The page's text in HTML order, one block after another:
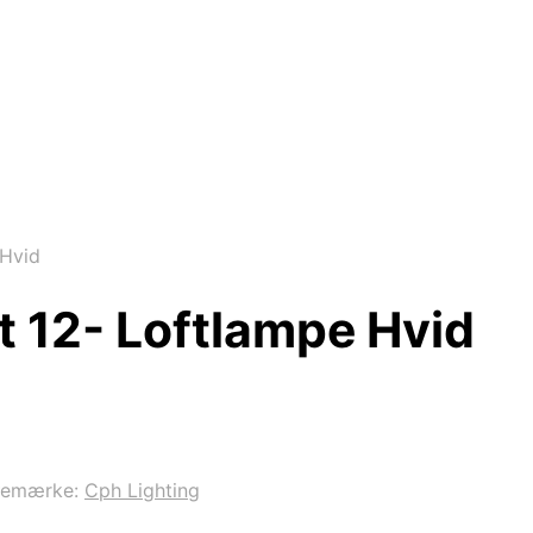
12- Loftlampe Hvid
Cph Lighting